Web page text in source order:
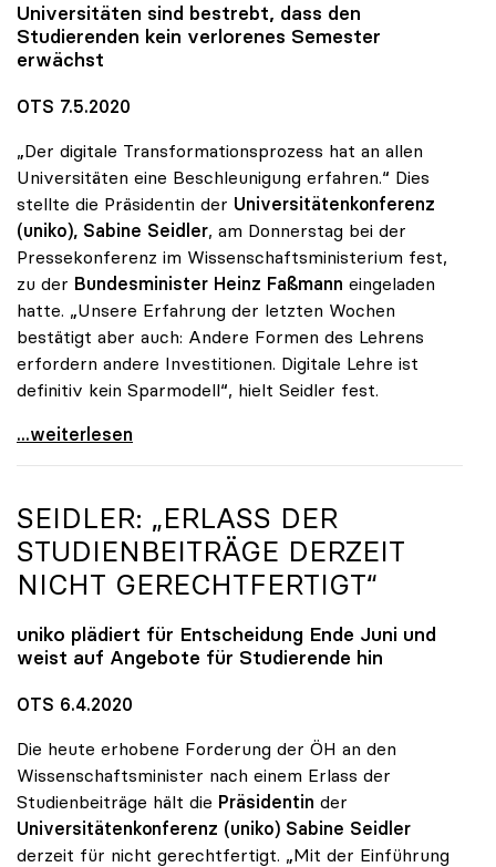
Universitäten sind bestrebt, dass den
Studierenden kein verlorenes Semester
erwächst
OTS 7.5.2020
„Der digitale Transformationsprozess hat an allen
Universitäten eine Beschleunigung erfahren.“ Dies
stellte die Präsidentin der Universitätenkonferenz
(uniko), Sabine Seidler, am Donnerstag bei der
Pressekonferenz im Wissenschaftsministerium fest,
zu der Bundesminister Heinz Faßmann eingeladen
hatte. „Unsere Erfahrung der letzten Wochen
bestätigt aber auch: Andere Formen des Lehrens
erfordern andere Investitionen. Digitale Lehre ist
definitiv kein Sparmodell“, hielt Seidler fest.
uniko-Präsidentin Seidler: „Digitale Lehre ist
...weiterlesen
SEIDLER: „ERLASS DER
STUDIENBEITRÄGE DERZEIT
NICHT GERECHTFERTIGT“
uniko plädiert für Entscheidung Ende Juni und
weist auf Angebote für Studierende hin
OTS 6.4.2020
Die heute erhobene Forderung der ÖH an den
Wissenschaftsminister nach einem Erlass der
Studienbeiträge hält die Präsidentin der
Universitätenkonferenz (uniko) Sabine Seidler
derzeit für nicht gerechtfertigt. „Mit der Einführung